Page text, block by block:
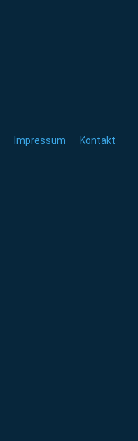
Impressum Kontakt